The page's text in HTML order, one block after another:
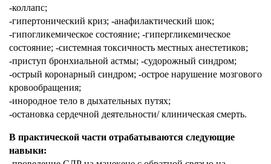
-коллапс;
-гипертонический криз; -анафилактический шок;
-гипогликемическое состояние; -гипергликемическое
состояние; -системная токсичность местных анестетиков;
-приступ бронхиальной астмы; -судорожный синдром;
-острый коронарный синдром; -острое нарушение мозгового
кровообращения;
-инородное тело в дыхательных путях;
-остановка сердечной деятельности/ клиническая смерть.
В практической части отрабатываются следующие
навыки: